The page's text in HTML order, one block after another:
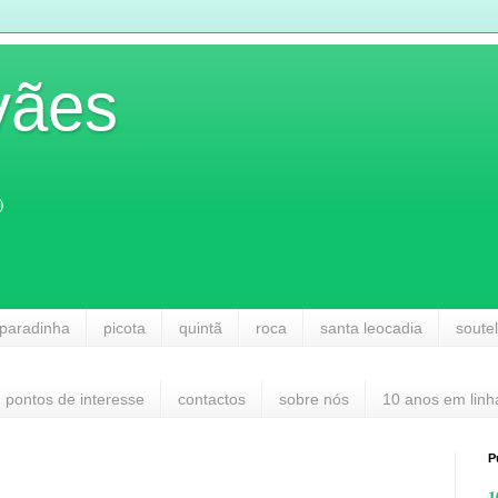
picota quintã roca santa leocadia
pontos de interesse contactos sobre nós 10 anos em